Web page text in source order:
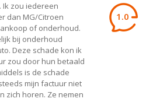
zou iedereen
dan MG/Citroen
of onderhoud.
bij onderhoud
Deze schade kon ik
zou door hun betaald
is de schade
mijn factuur niet
zich horen. Ze nemen
1.0